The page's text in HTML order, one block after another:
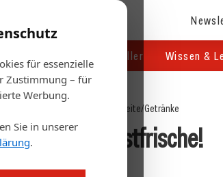
für essenzielle
Zustimmung – für
Werbung.
Sie in unserer
.
Handel & Hersteller Wissen &
Startseite/Getränke
Rrrröstfrische!